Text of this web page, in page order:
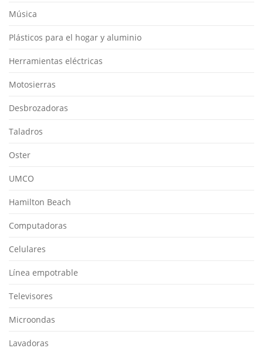
Música
Plásticos para el hogar y aluminio
Herramientas eléctricas
Motosierras
Desbrozadoras
Taladros
Oster
UMCO
Hamilton Beach
Computadoras
Celulares
Línea empotrable
Televisores
Microondas
Lavadoras